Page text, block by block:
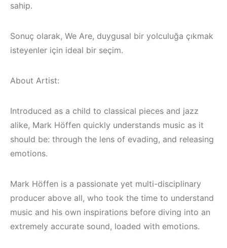
/ Çeşme /
/
ve
2023
Techno)
Elektronik Müzik
Mekanı : CAVE
sahip.
Sonuç olarak, We Are, duygusal bir yolculuğa çıkmak
isteyenler için ideal bir seçim.
About Artist:
Introduced as a child to classical pieces and jazz
alike, Mark Höffen quickly understands music as it
should be: through the lens of evading, and releasing
emotions.
Mark Höffen is a passionate yet multi-disciplinary
producer above all, who took the time to understand
music and his own inspirations before diving into an
extremely accurate sound, loaded with emotions.